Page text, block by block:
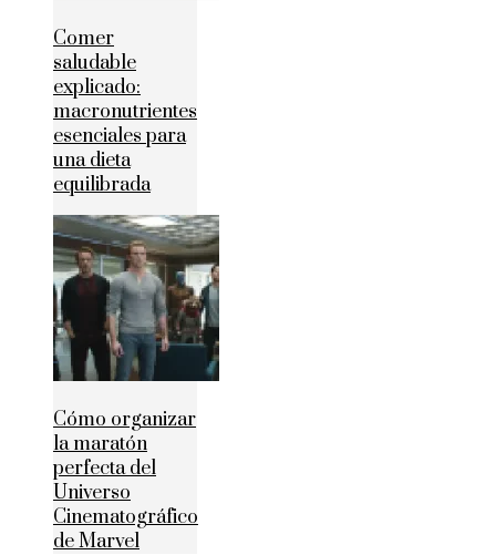
Comer
saludable
explicado:
macronutrientes
esenciales para
una dieta
equilibrada
Cómo organizar
la maratón
perfecta del
Universo
Cinematográfico
de Marvel